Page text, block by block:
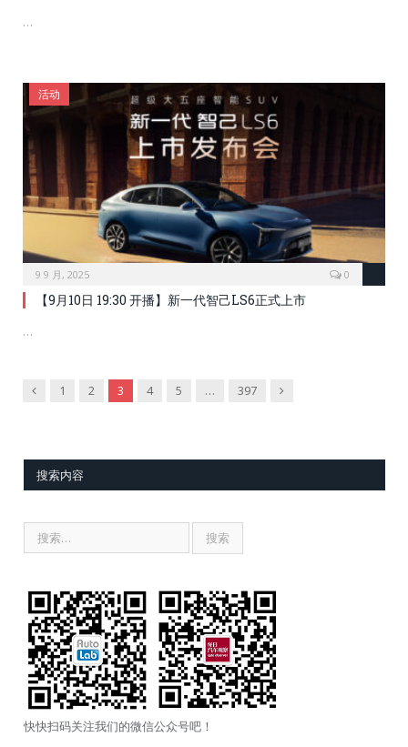
…
活动
9 9 月, 2025 0
【9月10日 19:30 开播】新一代智己LS6正式上市
…
Previous
1 2 3 4 5 … 397 Next
搜索内容
快快扫码关注我们的微信公众号吧！